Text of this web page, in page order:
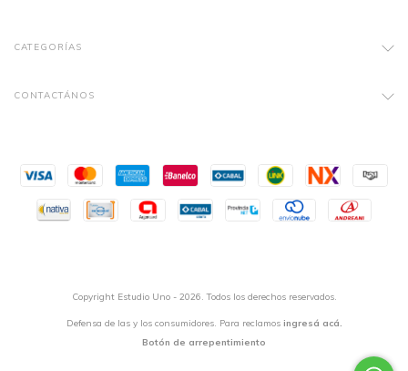
CATEGORÍAS
CONTACTÁNOS
Copyright Estudio Uno - 2026. Todos los derechos reservados.
Defensa de las y los consumidores. Para reclamos ingresá acá.
Botón de arrepentimiento